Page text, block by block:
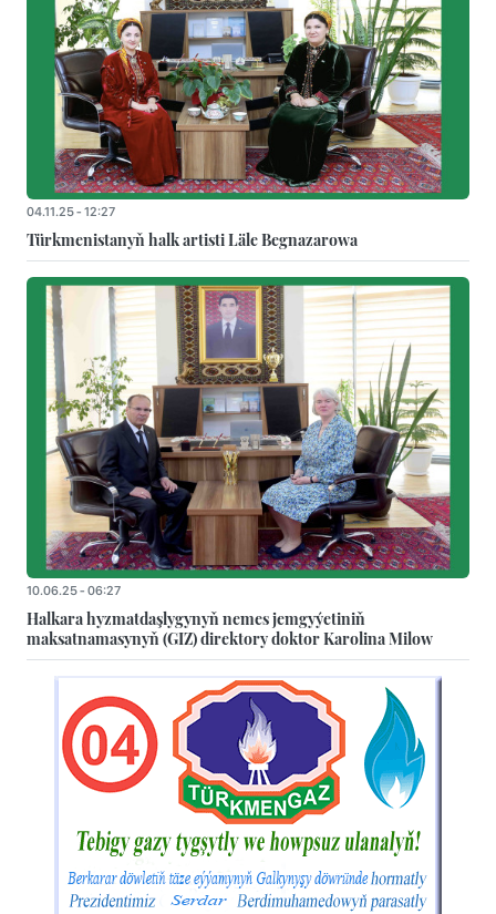
04.11.25 - 12:27
Türkmenistanyň halk artisti Läle Begnazarowa
10.06.25 - 06:27
Halkara hyzmatdaşlygynyň nemes jemgyýetiniň
maksatnamasynyň (GIZ) direktory doktor Karolina Milow